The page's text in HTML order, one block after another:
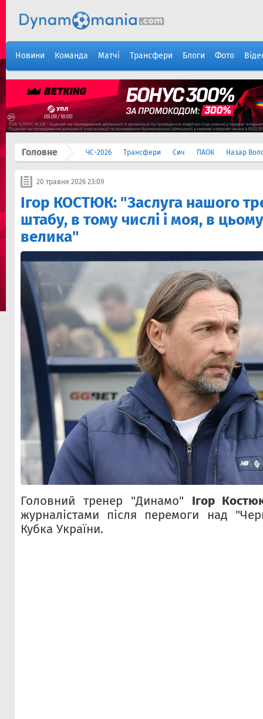
Новини Команда Матчі Трансфери Блоги Фото
Головне ЧС-2026 Трансфери Сич ПАОК Назар
20 травня 2026 23:09
Ігор КОСТЮК: "Заслуга нашого
штабу, в тому числі і моя, в
велика"
Головний тренер "Динамо" Ігор
журналістами після перемоги над
Кубка України.